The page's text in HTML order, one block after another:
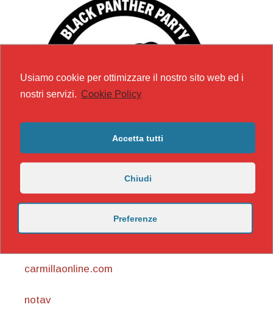
https://nicomaccentelli.substack.com/
carmillaonline.com
notav
Usiamo cookie per ottimizzare il nostro sito web ed i
nostri servizi. Cookie Policy
Accetta tutti
Chiudi
Preferenze